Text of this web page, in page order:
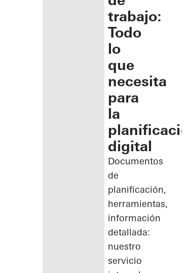
trabajo:
Todo
lo
que
necesita
para
la
planificación
digital
Documentos
de
planificación,
herramientas,
información
detallada:
nuestro
servicio